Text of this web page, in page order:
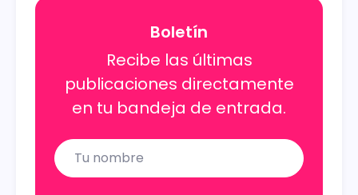
Boletín
Recibe las últimas
publicaciones directamente
en tu bandeja de entrada.
Name
Email